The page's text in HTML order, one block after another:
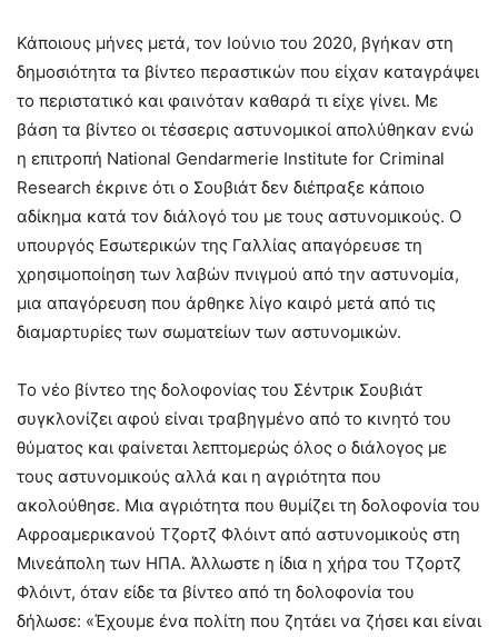
Κάποιους μήνες μετά, τον Ιούνιο του 2020, βγήκαν στη
δημοσιότητα τα βίντεο περαστικών που είχαν καταγράψει
το περιστατικό και φαινόταν καθαρά τι είχε γίνει. Με
βάση τα βίντεο οι τέσσερις αστυνομικοί απολύθηκαν ενώ
η επιτροπή National Gendarmerie Institute for Criminal
Research έκρινε ότι ο Σουβιάτ δεν διέπραξε κάποιο
αδίκημα κατά τον διάλογό του με τους αστυνομικούς. Ο
υπουργός Εσωτερικών της Γαλλίας απαγόρευσε τη
χρησιμοποίηση των λαβών πνιγμού από την αστυνομία,
μια απαγόρευση που άρθηκε λίγο καιρό μετά από τις
διαμαρτυρίες των σωματείων των αστυνομικών.
Το νέο βίντεο της δολοφονίας του Σέντρικ Σουβιάτ
συγκλονίζει αφού είναι τραβηγμένο από το κινητό του
θύματος και φαίνεται λεπτομερώς όλος ο διάλογος με
τους αστυνομικούς αλλά και η αγριότητα που
ακολούθησε. Μια αγριότητα που θυμίζει τη δολοφονία του
Αφροαμερικανού Τζορτζ Φλόιντ από αστυνομικούς στη
Μινεάπολη των ΗΠΑ. Άλλωστε η ίδια η χήρα του Τζορτζ
Φλόιντ, όταν είδε τα βίντεο από τη δολοφονία του
δήλωσε: «Έχουμε ένα πολίτη που ζητάει να ζήσει και είναι